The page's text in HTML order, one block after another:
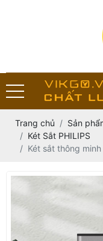
Trang chủ Sản
Két Sắt PHILIPS
Két sắt thông